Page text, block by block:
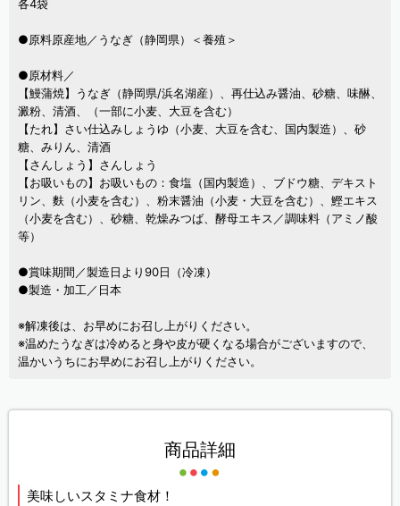
各4袋
●原料原産地／うなぎ（静岡県）＜養殖＞
●原材料／
【鰻蒲焼】うなぎ（静岡県/浜名湖産）、再仕込み醤油、砂糖、味醂、
澱粉、清酒、（一部に小麦、大豆を含む）
【たれ】さい仕込みしょうゆ（小麦、大豆を含む、国内製造）、砂
糖、みりん、清酒
【さんしょう】さんしょう
【お吸いもの】お吸いもの：食塩（国内製造）、ブドウ糖、デキスト
リン、麩（小麦を含む）、粉末醤油（小麦・大豆を含む）、鰹エキス
（小麦を含む）、砂糖、乾燥みつば、酵母エキス／調味料（アミノ酸
等）
●賞味期間／製造日より90日（冷凍）
●製造・加工／日本
※解凍後は、お早めにお召し上がりください。
※温めたうなぎは冷めると身や皮が硬くなる場合がございますので、
温かいうちにお早めにお召し上がりください。
商品詳細
美味しいスタミナ食材！